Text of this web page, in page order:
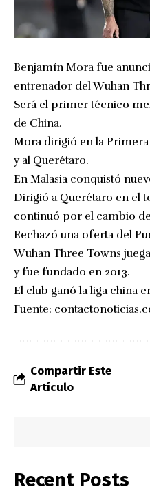
Benjamín Mora fue
entrenador del Wuhan
Será el primer técnico
de China.
Mora dirigió en la
y al Querétaro.
En Malasia conquistó
Dirigió a Querétaro en el
continuó por el cambio
Rechazó una oferta del
Wuhan Three Towns
y fue fundado en 2013.
El club ganó la liga china
Fuente:
Compartir Este
Artículo
Recent Posts